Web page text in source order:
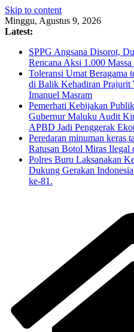
Skip to content
Minggu, Agustus 9, 2026
Latest:
SPPG Angsana Disorot,
Rencana Aksi 1.000 Massa
Toleransi Umat Beragama
di Balik Kehadiran
Imanuel Masram
Pemerhati Kebijakan
Gubernur Maluku Audit
APBD Jadi Penggerak
Peredaran minuman keras
Ratusan Botol Miras Ilegal
Polres Buru Laksanakan
Dukung Gerakan
ke-81.